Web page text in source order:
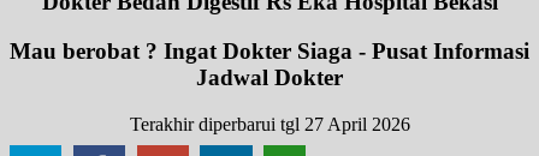
Mau berobat ? Ingat Dokter Siaga - Pusat Informasi
Jadwal Dokter
Terakhir diperbarui tgl 27 April 2026